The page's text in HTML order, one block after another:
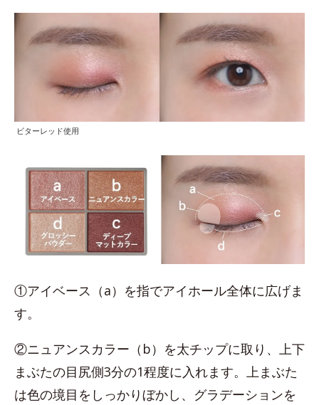
ビターレッド使用
①アイベース（a）を指でアイホール全体に広げま
す。
②ニュアンスカラー（b）を太チップに取り、上下
まぶたの目尻側3分の1程度に入れます。上まぶた
は色の境目をしっかりぼかし、グラデーションを